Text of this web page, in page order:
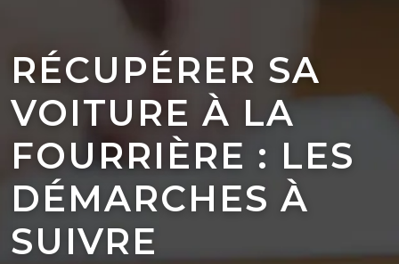
RÉCUPÉRER SA
VOITURE À LA
FOURRIÈRE : LES
DÉMARCHES À
SUIVRE